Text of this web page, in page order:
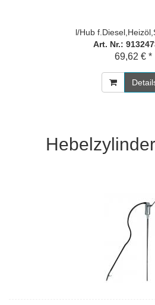
l/Hub
Art. Nr.:
69,62 € *